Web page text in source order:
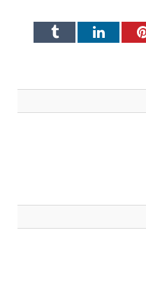
Pinterest
LinkedIn
Tumblr